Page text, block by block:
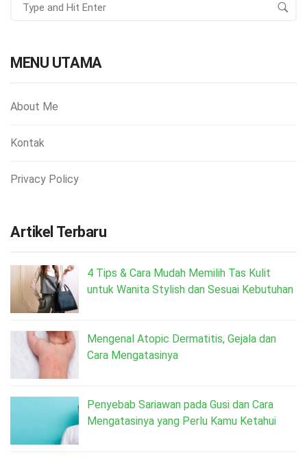
MENU UTAMA
About Me
Kontak
Privacy Policy
Artikel Terbaru
4 Tips & Cara Mudah Memilih Tas Kulit
untuk Wanita Stylish dan Sesuai Kebutuhan
Mengenal Atopic Dermatitis, Gejala dan
Cara Mengatasinya
Penyebab Sariawan pada Gusi dan Cara
Mengatasinya yang Perlu Kamu Ketahui